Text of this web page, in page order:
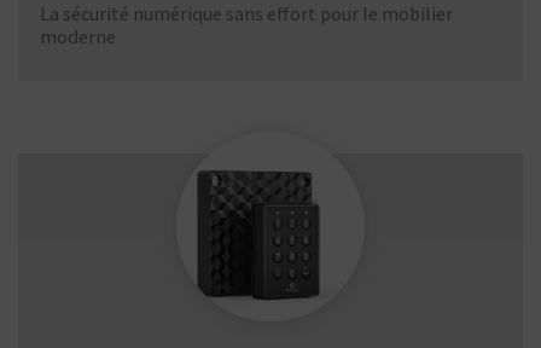
La sécurité numérique sans effort pour le mobilier
moderne